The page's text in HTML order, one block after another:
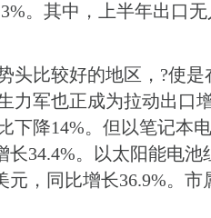
。其中，上半年出口
比较好的地区，?使是
力军也正成为拉动出口
下降14%。但以笔记本
长34.4%。以太阳能电
元，同比增长36.9%。